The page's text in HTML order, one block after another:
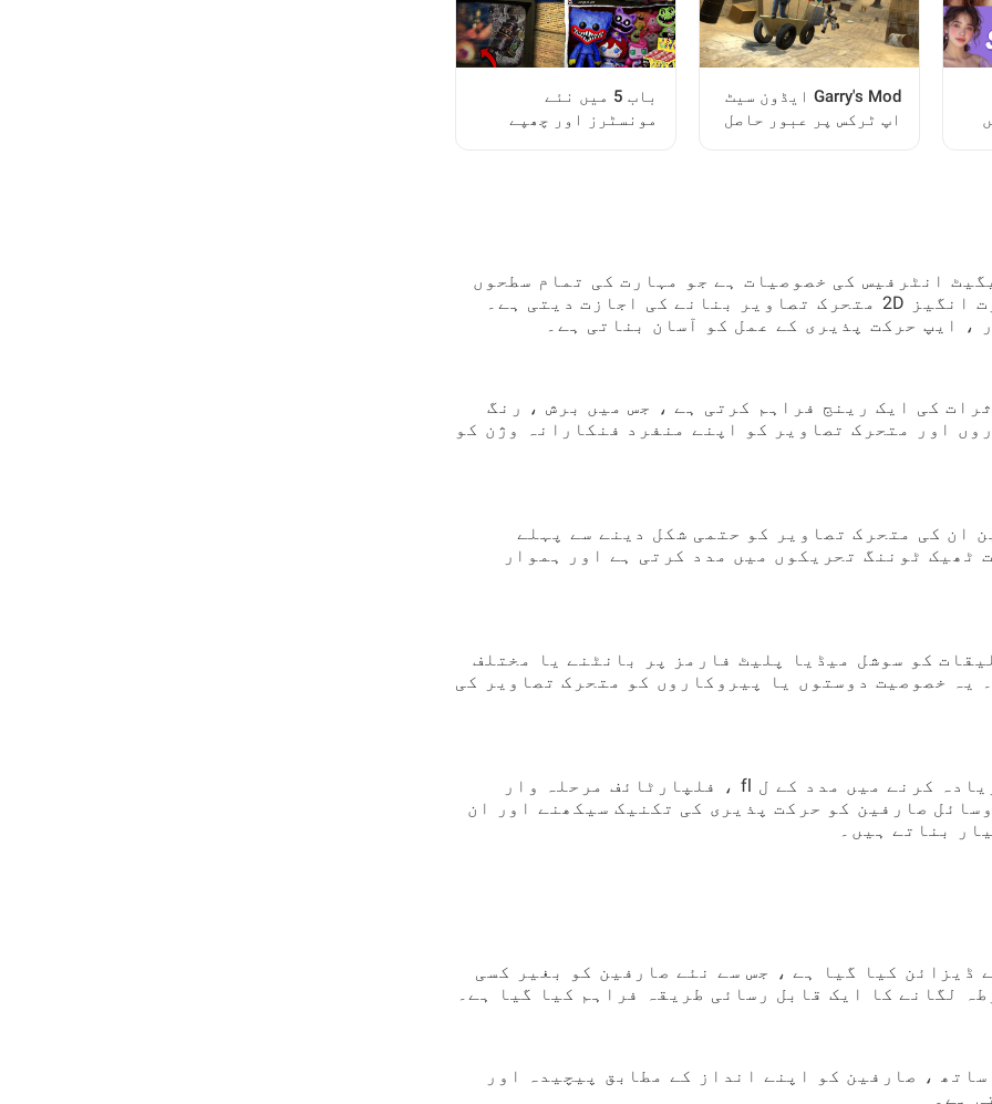
Garry's Mod ایڈون سیٹ
اپ ٹرکس پر عبور حاصل
باب 5 میں نئے
مونسٹرز اور چھپے
انٹرفیس کی خصوصیات ہے جو مہارت کی تمام سطحوں
کے صارفین کو صرف چند نلکوں کے ساتھ حیرت انگیز 2D متحرک تصاویر بنانے کی اجازت دیتی ہے۔
، ایپ حرکت پذیری کے عمل کو آسان بناتی ہے۔
کی ایک رینج فراہم کرتی ہے ، جس میں برش ، رنگ
اور متحرک تصاویر کو اپنے منفرد فنکارانہ وژن کو
ان کی متحرک تصاویر کو حتمی شکل دینے سے پہلے
ٹوننگ تحریکوں میں مدد کرتی ہے اور ہموار
کو سوشل میڈیا پلیٹ فارمز پر بانٹنے یا مختلف
یہ خصوصیت دوستوں یا پیروکاروں کو متحرک تصاویر کی
صارفین کو ایپ کی صلاحیتوں کو زیادہ سے زیادہ کرنے میں مدد کے ل fl ، فلپارٹائف مرحلہ وار
صارفین کو حرکت پذیری کی تکنیک سیکھنے اور ان
بناتے ہیں۔
ڈیزائن کیا گیا ہے ، جس سے نئے صارفین کو بغیر کسی
لگانے کا ایک قابل رسائی طریقہ فراہم کیا گیا ہے۔
، صارفین کو اپنے انداز کے مطابق پیچیدہ اور
ہے۔